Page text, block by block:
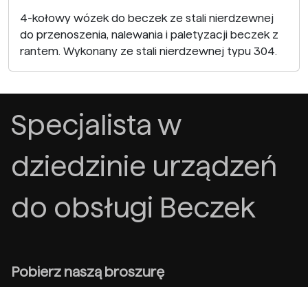
4-kołowy wózek do beczek ze stali nierdzewnej
do przenoszenia, nalewania i paletyzacji beczek z
rantem. Wykonany ze stali nierdzewnej typu 304.
Specjalista w
dziedzinie urządzeń
do obsługi Beczek
Pobierz naszą broszurę